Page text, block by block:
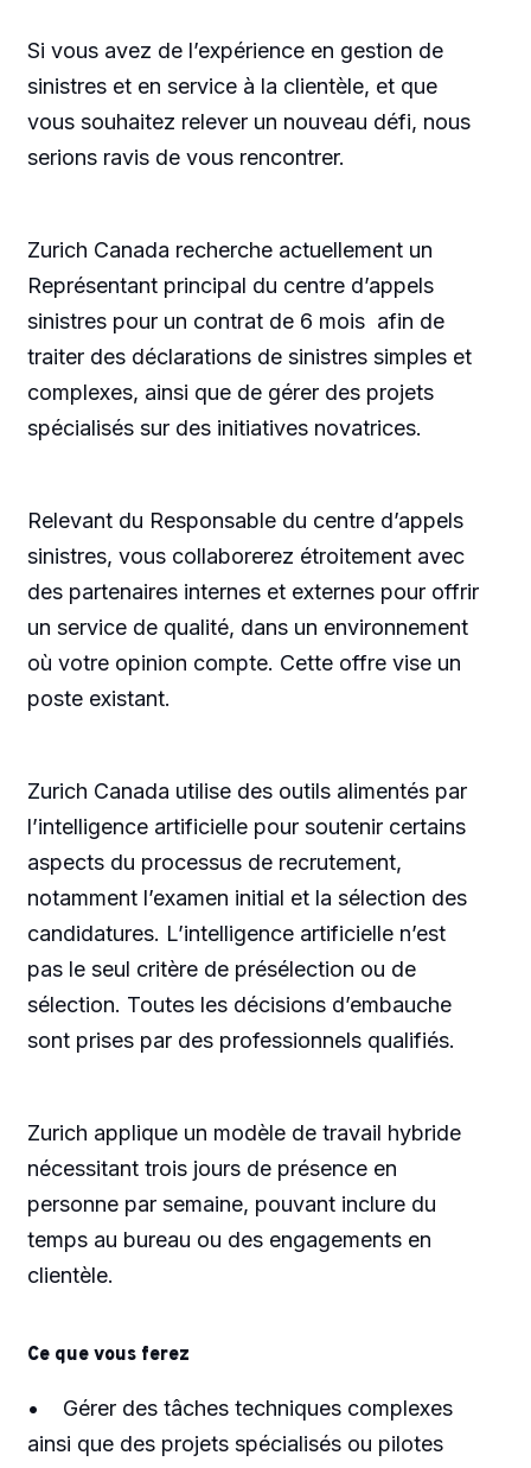
Si vous avez de l’expérience en gestion de
sinistres et en service à la clientèle, et que
vous souhaitez relever un nouveau défi, nous
serions ravis de vous rencontrer.
Zurich Canada recherche actuellement un
Représentant principal du centre d’appels
sinistres pour un contrat de 6 mois afin de
traiter des déclarations de sinistres simples et
complexes, ainsi que de gérer des projets
spécialisés sur des initiatives novatrices.
Relevant du Responsable du centre d’appels
sinistres, vous collaborerez étroitement avec
des partenaires internes et externes pour offrir
un service de qualité, dans un environnement
où votre opinion compte. Cette offre vise un
poste existant.
Zurich Canada utilise des outils alimentés par
l’intelligence artificielle pour soutenir certains
aspects du processus de recrutement,
notamment l’examen initial et la sélection des
candidatures. L’intelligence artificielle n’est
pas le seul critère de présélection ou de
sélection. Toutes les décisions d’embauche
sont prises par des professionnels qualifiés.
Zurich applique un modèle de travail hybride
nécessitant trois jours de présence en
personne par semaine, pouvant inclure du
temps au bureau ou des engagements en
clientèle.
Ce que vous ferez
• Gérer des tâches techniques complexes
ainsi que des projets spécialisés ou pilotes